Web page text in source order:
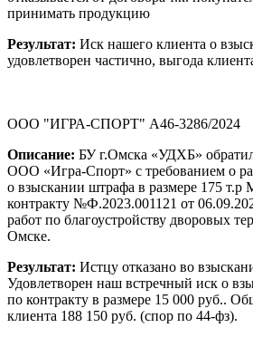
принимать продукцию
Результат: Иск нашего клиента о
удовлетворен частично, выгода
ООО "ИГРА-СПОРТ" А46-3286/2024
Описание: БУ г.Омска «УДХБ»
ООО «Игра-Спорт» с требованием о
о взыскании штрафа в размере 175
контракту №Ф.2023.001121 от
работ по благоустройству дворовых
Омске.
Результат: Истцу отказано во
Удовлетворен наш встречный иск о
по контракту в размере 15 000 руб..
клиента 188 150 руб. (спор по 44-фз).